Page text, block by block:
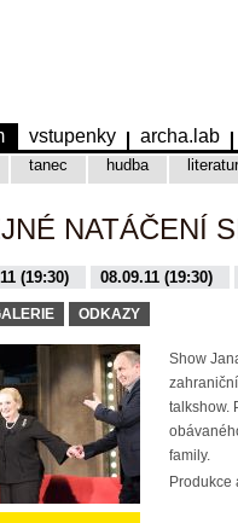
vstupenky archa.lab
tanec hudba
NATÁČENÍ
(19:30)
08.09.11 (19:30)
(19:30)
16.11.15 (19:30)
ODKAZY
Show
talkshow.
family.
Produkce